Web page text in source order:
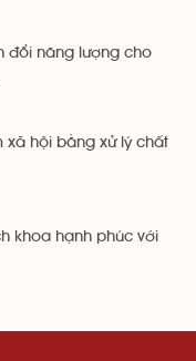
đổi năng lượng cho
xã hội bằng xử lý chất
khoa hạnh phúc với